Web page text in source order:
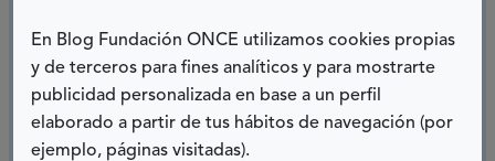
En Blog Fundación ONCE utilizamos cookies propias
y de terceros para fines analíticos y para mostrarte
publicidad personalizada en base a un perfil
elaborado a partir de tus hábitos de navegación (por
ejemplo, páginas visitadas).
nada, yo no era un afectado. Y también empecé
a colaborar activamente en la asociación en
muchos niveles. Todo fue como dar la vuelta a un
calcetín.